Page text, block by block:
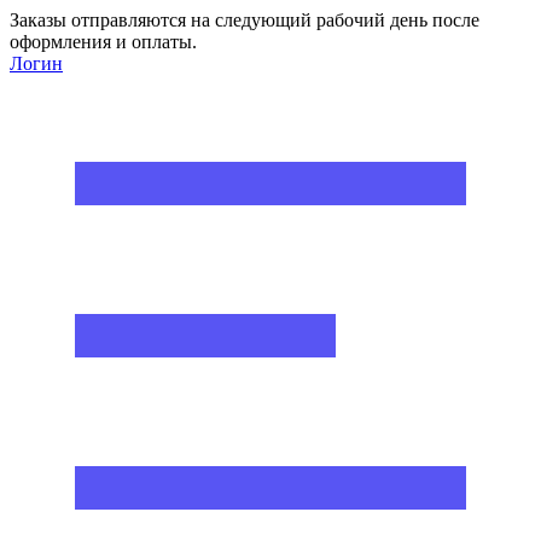
Заказы отправляются на следующий рабочий день после
оформления и оплаты.
Логин